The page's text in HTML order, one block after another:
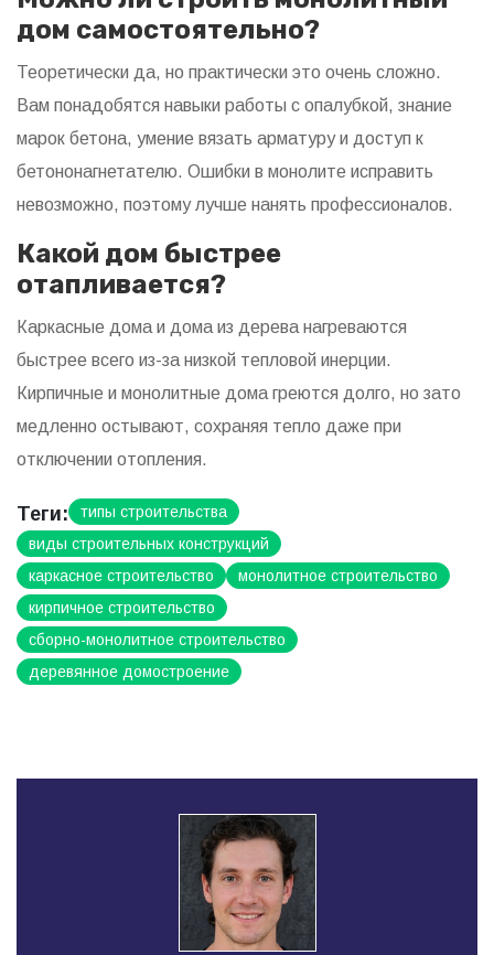
дом самостоятельно?
Теоретически да, но практически это очень сложно.
Вам понадобятся навыки работы с опалубкой, знание
марок бетона, умение вязать арматуру и доступ к
бетононагнетателю. Ошибки в монолите исправить
невозможно, поэтому лучше нанять профессионалов.
Какой дом быстрее
отапливается?
Каркасные дома и дома из дерева нагреваются
быстрее всего из-за низкой тепловой инерции.
Кирпичные и монолитные дома греются долго, но зато
медленно остывают, сохраняя тепло даже при
отключении отопления.
Теги:
типы строительства
виды строительных конструкций
каркасное строительство
монолитное строительство
кирпичное строительство
сборно-монолитное строительство
деревянное домостроение